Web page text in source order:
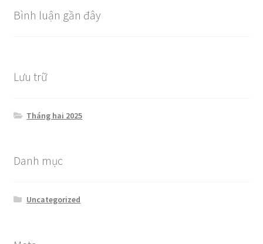
Bình luận gần đây
Lưu trữ
Tháng hai 2025
Danh mục
Uncategorized